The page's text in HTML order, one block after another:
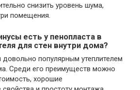
снизить уровень шума,
помещения.
есть у пенопласта в
для стен внутри дома?
довольно популярным утеплителем
Среди его преимуществ можно
хорошие